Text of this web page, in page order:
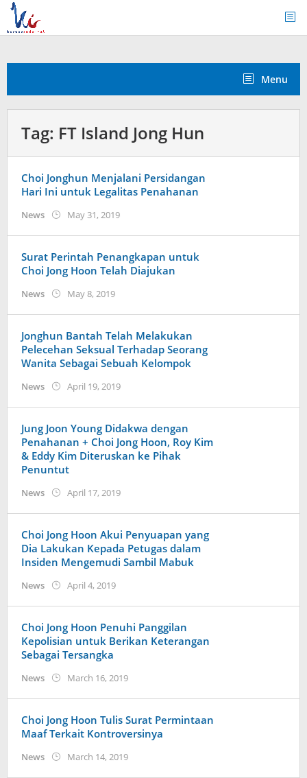
Skip
content
Menu
Tag: FT Island Jong Hun
Choi Jonghun Menjalani Persidangan
Hari Ini untuk Legalitas Penahanan
News May 31, 2019by
Surat Perintah Penangkapan untuk
Choi Jong Hoon Telah Diajukan
News May 8, 2019by
Jonghun Bantah Telah Melakukan
Pelecehan Seksual Terhadap Seorang
Wanita Sebagai Sebuah Kelompok
News April 19, 2019by
Jung Joon Young Didakwa dengan
Penahanan + Choi Jong Hoon, Roy Kim
& Eddy Kim Diteruskan ke Pihak
Penuntut
News April 17, 2019by
Choi Jong Hoon Akui Penyuapan yang
Dia Lakukan Kepada Petugas dalam
Insiden Mengemudi Sambil Mabuk
News April 4, 2019by
Choi Jong Hoon Penuhi Panggilan
Kepolisian untuk Berikan Keterangan
Sebagai Tersangka
News March 16, 2019by
Choi Jong Hoon Tulis Surat Permintaan
Maaf Terkait Kontroversinya
News March 14, 2019by